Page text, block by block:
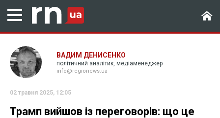
ВАДИМ ДЕНИСЕНКО
політичний аналітик, медіаменеджер
info@regionews.ua
02 травня 2025, 12:05
Трамп вийшов із переговорів: що це